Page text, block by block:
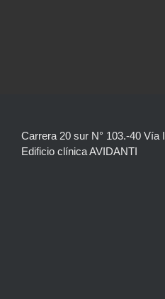
Carrera 20 sur N° 103.-40 Vía
Edificio clínica AVIDANTI